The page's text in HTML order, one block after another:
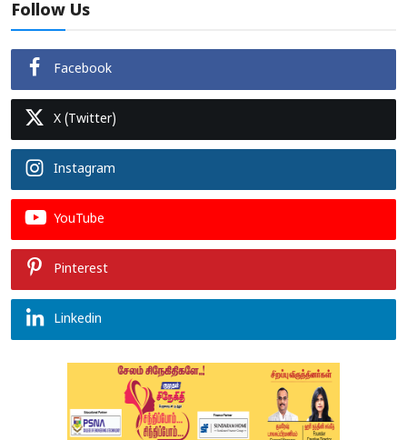
Follow Us
Facebook
X (Twitter)
Instagram
YouTube
Pinterest
Linkedin